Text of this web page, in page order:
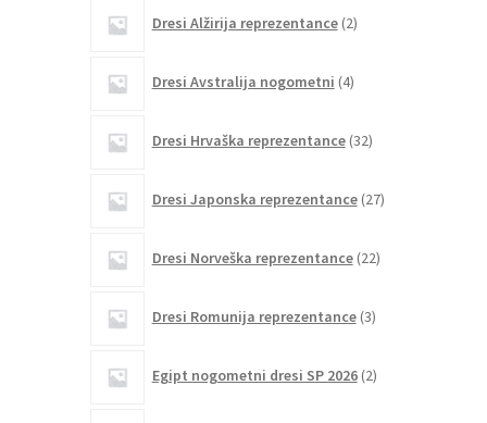
Dresi Alžirija reprezentance 2izdelka
Dresi Avstralija nogometni 4izdelki
Dresi Hrvaška reprezentance 32izdelkov
Dresi Japonska reprezentance 27izdelkov
Dresi Norveška reprezentance 22izdelkov
Dresi Romunija reprezentance 3izdelki
Egipt nogometni dresi SP 2026 2izdelka